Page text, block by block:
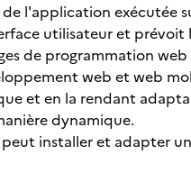
l'application exécutée
utilisateur et
de programmation
web et web
et en la rendant
dynamique.
installer et adapter